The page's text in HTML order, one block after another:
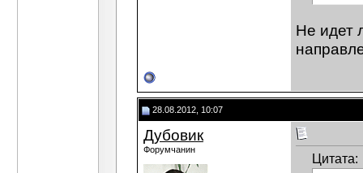
Не идет
28.08.2012, 10:07
Дубовик
Форумчанин
Цитата: